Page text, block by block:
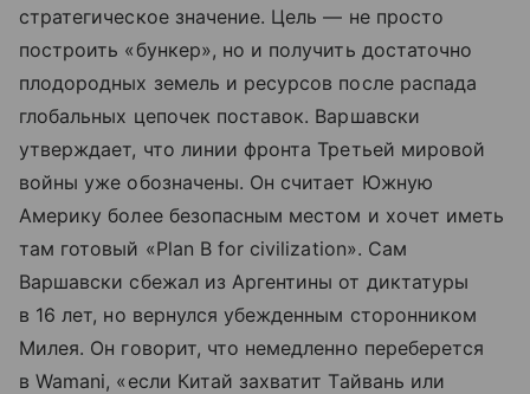
стратегическое значение. Цель — не просто
построить «бункер», но и получить достаточно
плодородных земель и ресурсов после распада
глобальных цепочек поставок. Варшавски
утверждает, что линии фронта Третьей мировой
войны уже обозначены. Он считает Южную
Америку более безопасным местом и хочет иметь
там готовый «Plan B for civilization». Сам
Варшавски сбежал из Аргентины от диктатуры
в 16 лет, но вернулся убежденным сторонником
Милея. Он говорит, что немедленно переберется
в Wamani, «если Китай захватит Тайвань или